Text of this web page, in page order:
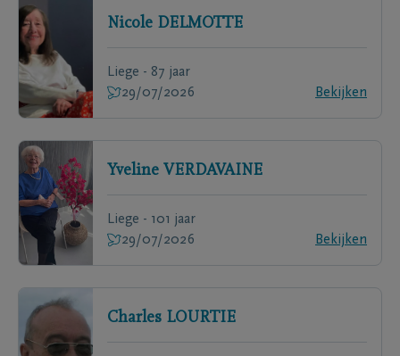
Nicole DELMOTTE
Liege - 87 jaar
29/07/2026
Bekijken
Yveline VERDAVAINE
Liege - 101 jaar
29/07/2026
Bekijken
Charles LOURTIE